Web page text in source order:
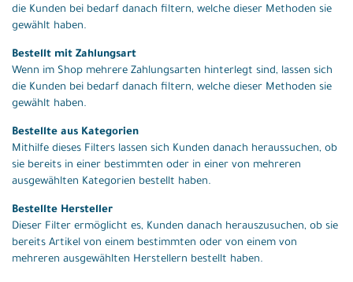
die Kunden bei bedarf danach filtern, welche dieser Methoden sie
gewählt haben.
Bestellt mit Zahlungsart
Wenn im Shop mehrere Zahlungsarten hinterlegt sind, lassen sich
die Kunden bei bedarf danach filtern, welche dieser Methoden sie
gewählt haben.
Bestellte aus Kategorien
Mithilfe dieses Filters lassen sich Kunden danach heraussuchen, ob
sie bereits in einer bestimmten oder in einer von mehreren
ausgewählten Kategorien bestellt haben.
Bestellte Hersteller
Dieser Filter ermöglicht es, Kunden danach herauszusuchen, ob sie
bereits Artikel von einem bestimmten oder von einem von
mehreren ausgewählten Herstellern bestellt haben.